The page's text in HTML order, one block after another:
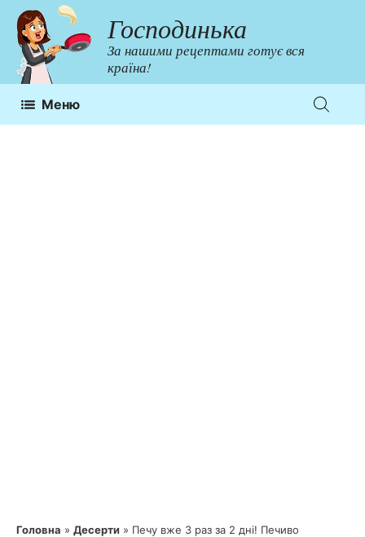
Перейти
до
контенту
Господинька
За нашими рецептами готує вся
країна!
Меню
Головна » Десерти » Печу вже 3 раз за 2 дні! Печиво